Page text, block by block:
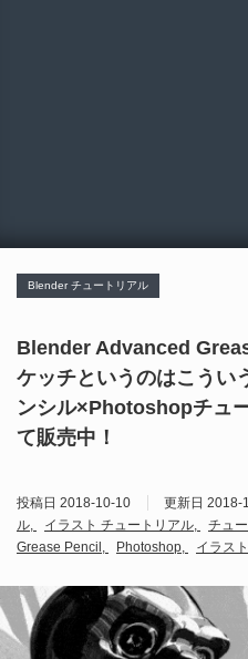
Blender チュートリアル
Blender Advanced
ケッチというのはこうい
ンシル×Photoshopチュ
て販売中！
投稿日 2018-10-10 更新日 2018-
ル
イラスト チュートリアル チュ
Grease Pencil
Photoshop イラスト